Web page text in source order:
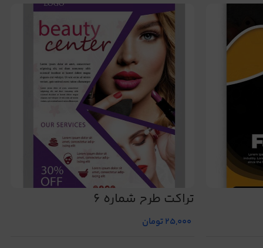
تراکت طرح شماره 6
25,000تومان